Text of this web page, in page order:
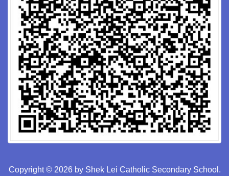
Copyright © 2026 by Shek Lei Catholic Secondary School.